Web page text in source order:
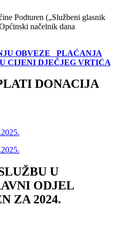
Podturen („Službeni glasnik
načelnik dana
OBVEZE PLAĆANJA
U CIJENI DJEČJEG VRTIĆA
DONACIJA
U
ODJEL
ZA 2024.